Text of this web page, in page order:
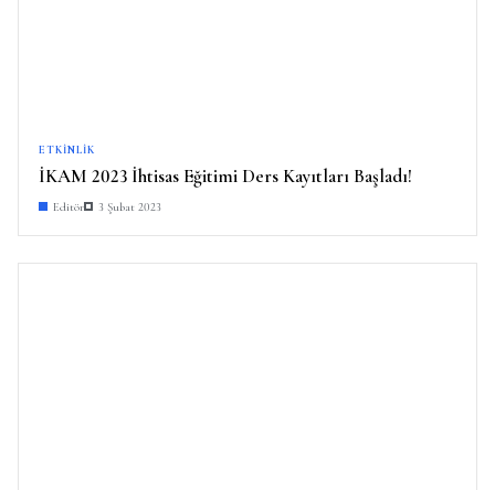
ETKINLIK
İKAM 2023 İhtisas Eğitimi Ders Kayıtları Başladı!
Editör 3 Şubat 2023